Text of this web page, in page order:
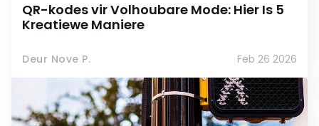
QR-kodes vir Volhoubare Mode: Hier Is 5
Kreatiewe Maniere
Deur Nove P. Feb 26 2026